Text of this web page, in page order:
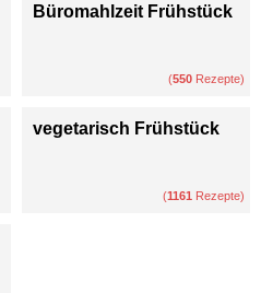
Büromahlzeit Frühstück
(550 Rezepte)
vegetarisch Frühstück
(1161 Rezepte)